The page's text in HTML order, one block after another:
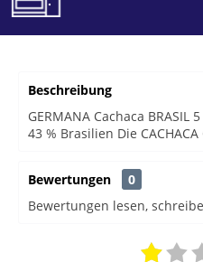
Beschreibung
GERMANA Cachaca BRASIL
43 % Brasilien Die
Bewertungen
0
Bewertungen lesen,